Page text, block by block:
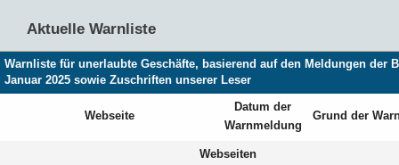
Aktuelle Warnliste
Warnliste für unerlaubte Geschäfte, basierend auf den Meldungen der
Januar 2025 sowie Zuschriften unserer Leser
Webseite
Datum der
Warnmeldung
Grund der
Webseiten